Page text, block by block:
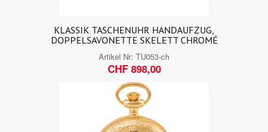
KLASSIK TASCHENUHR HANDAUFZUG,
DOPPELSAVONETTE SKELETT CHROMÉ
Artikel Nr: TU053-ch
CHF 898,00